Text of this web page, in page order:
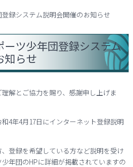
登録システム説明会開催のお知らせ
ーツ少年団登録システム
知らせ
解とご協力を賜り、感謝申し上げま
4年4月17日にインターネット登録説明
登録を希望している方など説明を受け
年団のHPに詳細が掲載されていますの